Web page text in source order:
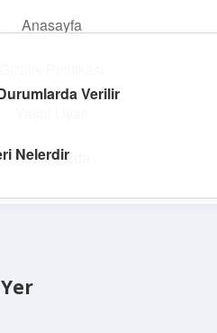
Anasayfa
Hakkımızda
İlham
dünyanı inşa et!
Verilir
Nelerdir